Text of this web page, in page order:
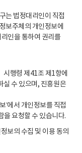
는 법정대리인이 직접
보주체의 개인정보에
인을 통하여 권리를
시행령 제41조 제1항에
실 수 있으며, 진흥원은
’에서 개인정보를 직접
을 요청할 수 있습니다.
보의 수집 및 이용 동의